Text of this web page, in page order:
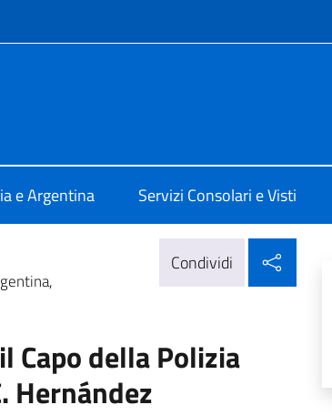
e Argentina Servizi Consolari e Visti
Condividi
Capo della Polizia
Hernández